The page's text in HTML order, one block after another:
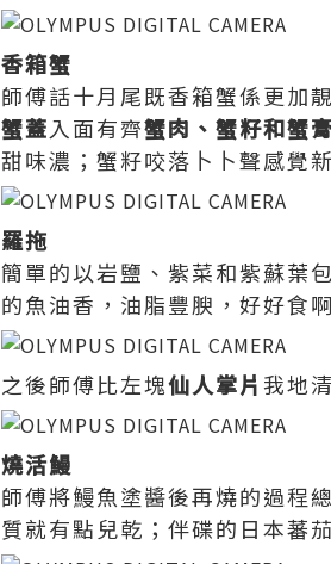
香箱蟹
師傅話十月尾既香箱蟹係更加
蟹蓋入面有齊蟹肉、蟹籽和蟹膏
甜味濃；蟹籽咬落卜卜聲感覺
羅拖
簡單的以岩鹽、紫菜和紫蘇葉
的魚油香，油脂豐腴，好好食啊
之後師傅比左塊仙人掌片我地
燒活鰻
師傅將鰻魚塗醬後再燒的過程
質就有點兒乾；伴碟的日本蕃